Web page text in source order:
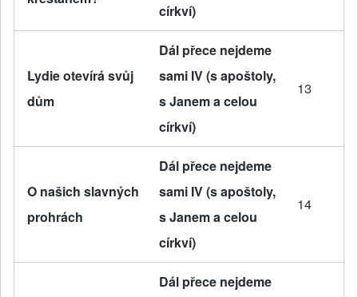
církví)
Lydie otevírá svůj
dům
Dál přece nejdeme
sami IV (s apoštoly,
s Janem a celou
církví)
13
O našich slavných
prohrách
Dál přece nejdeme
sami IV (s apoštoly,
s Janem a celou
církví)
14
Dál přece nejdeme